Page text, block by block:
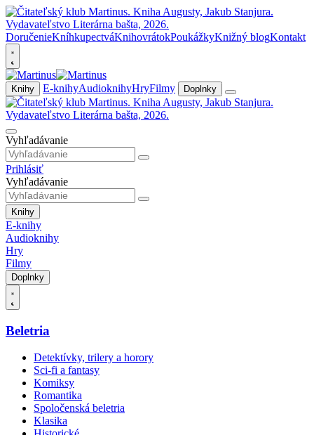
DoručenieKníhkupectváKnihovrátokPoukážkyKnižný blogKontakt
Knihy E-knihyAudioknihyHryFilmy Doplnky
Vyhľadávanie
Prihlásiť
Vyhľadávanie
Knihy
E-knihy
Audioknihy
Hry
Filmy
Doplnky
Beletria
Detektívky, trilery a horory
Sci-fi a fantasy
Komiksy
Romantika
Spoločenská beletria
Klasika